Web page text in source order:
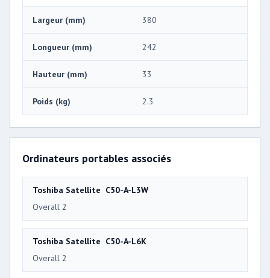
Largeur (mm) 380
Longueur (mm) 242
Hauteur (mm) 33
Poids (kg) 2.3
Ordinateurs portables associés
Toshiba Satellite C50-A-L3W
Overall 2
Toshiba Satellite C50-A-L6K
Overall 2